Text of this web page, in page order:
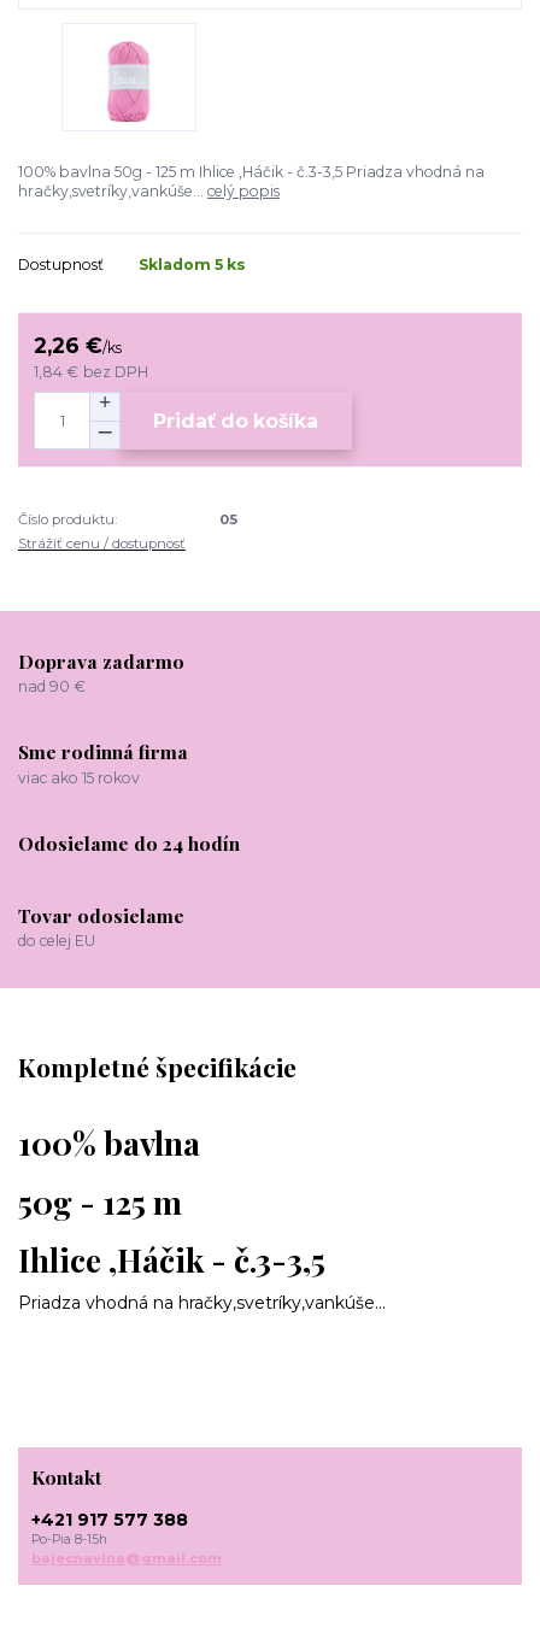
100% bavlna 50g - 125 m Ihlice ,Háčik - č.3-3,5 Priadza vhodná na
hračky,svetríky,vankúše... celý popis
Dostupnosť Skladom 5 ks
2,26 €/ks
1,84 € bez DPH
Pridať do košíka
Číslo produktu:
05
Strážiť cenu / dostupnosť
Doprava zadarmo
nad 90 €
Sme rodinná firma
viac ako 15 rokov
Odosielame do 24 hodín
Tovar odosielame
do celej EU
Kompletné špecifikácie
100% bavlna
50g - 125 m
Ihlice ,Háčik - č.3-3,5
Priadza vhodná na hračky,svetríky,vankúše...
Kontakt
+421 917 577 388
Po-Pia 8-15h
bajecnavlna@gmail.com